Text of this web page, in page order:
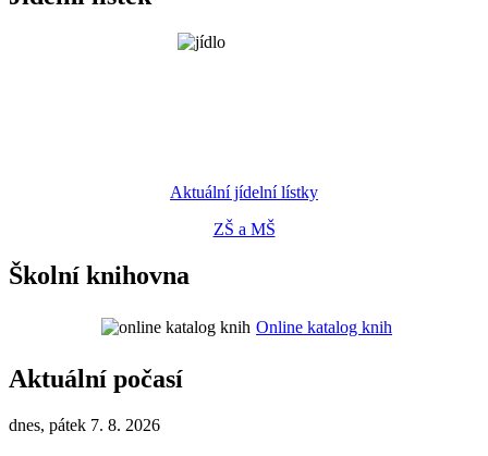
Aktuální jídelní lístky
ZŠ a MŠ
Školní knihovna
Online katalog knih
Aktuální počasí
dnes, pátek 7. 8. 2026